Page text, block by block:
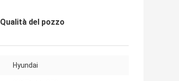
del pozzo
Hyundai